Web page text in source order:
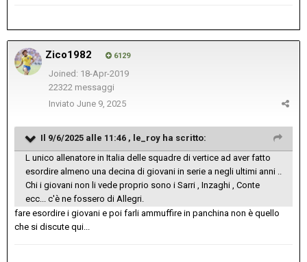
Zico1982 6129
Joined: 18-Apr-2019
22322 messaggi
Inviato June 9, 2025
Il 9/6/2025 alle 11:46 , le_roy ha scritto:
L unico allenatore in Italia delle squadre di vertice ad aver fatto
esordire almeno una decina di giovani in serie a negli ultimi anni ..
Chi i giovani non li vede proprio sono i Sarri , Inzaghi , Conte
ecc... c'è ne fossero di Allegri.
fare esordire i giovani e poi farli ammuffire in panchina non è quello
che si discute qui...